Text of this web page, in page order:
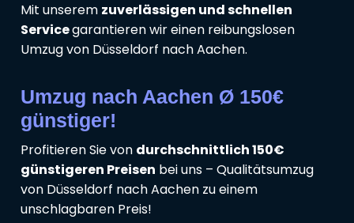
Mit unserem zuverlässigen und schnellen
Servicegarantieren wir einen reibungslosen
Umzug von Düsseldorf nach Aachen.
Umzug nach Aachen Ø 150€
günstiger!
Profitieren Sie von durchschnittlich 150€
günstigeren Preisen bei uns – Qualitätsumzug
von Düsseldorf nach Aachen zu einem
unschlagbaren Preis!